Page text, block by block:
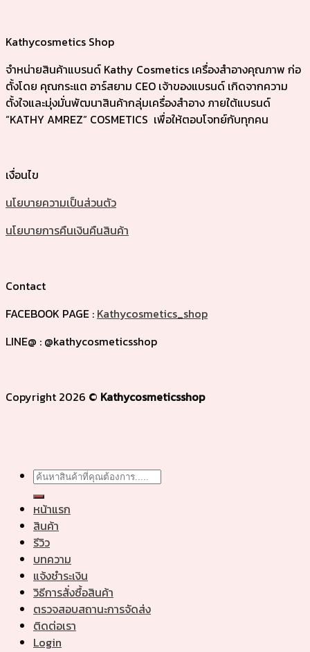
Kathycosmetics Shop
จำหน่ายสินค้าแบรนด์ Kathy Cosmetics เครื่องสำอางคุณภาพ ก่อ
ตั้งโดย คุณกระแต อาร์สยาม CEO เจ้าของแบรนด์ เกิดจากความ
ตั้งใจและมุ่งมั่นพัฒนาสินค้ากลุ่มเครื่องสำอาง ภายใต้แบรนด์
“KATHY AMREZ” COSMETICS เพื่อให้ตอบโจทย์กับทุกคน
เงื่อนไข
นโยบายความเป็นส่วนตัว
นโยบายการคืนเงินคืนสินค้า
Contact
FACEBOOK PAGE : Kathycosmetics_shop
LINE@ : @kathycosmeticsshop
Copyright 2026 © Kathycosmeticsshop
Search
for:
หน้าแรก
สินค้า
รีวิว
บทความ
แจ้งชำระเงิน
วิธีการสั่งซื้อสินค้า
ตรวจสอบสถานะการจัดส่ง
ติดต่อเรา
Login